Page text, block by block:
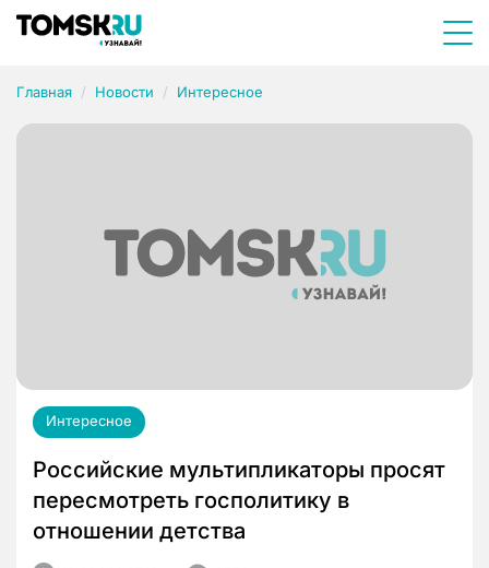
Главная Новости Интересное
Интересное
Российские мультипликаторы просят
пересмотреть госполитику в
отношении детства